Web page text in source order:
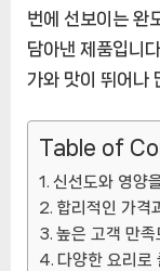
번에 선보이는 완
담아낸 제품입니
가와 맛이 뛰어나
Table of
신선도와 영양
합리적인 가격
높은 고객 만족
다양한 요리로